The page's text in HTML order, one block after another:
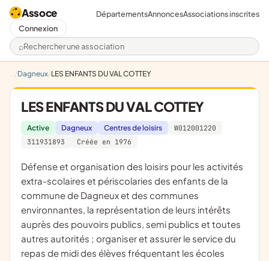
Assoce
Rechercher une association
DépartementsAnnoncesAssociations inscrites
Connexion
Dagneux LES ENFANTS DU VAL COTTEY
LES ENFANTS DU VAL COTTEY
Active Dagneux Centres de loisirs
W012001220
311931893
Créée en 1976
défense et organisation des loisirs pour les activités
extra-scolaires et périscolaries des enfants de la
commune de Dagneux et des communes
environnantes, la représentation de leurs intérêts
auprès des pouvoirs publics, semi publics et toutes
autres autorités ; organiser et assurer le service du
repas de midi des élèves fréquentant les écoles